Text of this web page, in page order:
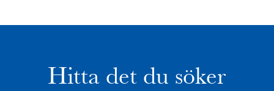
Hitta det du söker